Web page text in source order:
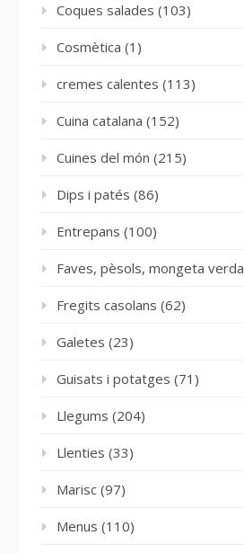
Coques salades (103)
Cosmètica (1)
cremes calentes (113)
Cuina catalana (152)
Cuines del món (215)
Dips i patés (86)
Entrepans (100)
Faves, pèsols, mongeta verda
Fregits casolans (62)
Galetes (23)
Guisats i potatges (71)
Llegums (204)
Llenties (33)
Marisc (97)
Menus (110)